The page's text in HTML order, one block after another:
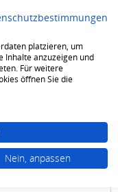
0
Backen
platzieren, um
Inhalte anzuzeigen und
Für weitere
öffnen Sie die
Nein, anpassen